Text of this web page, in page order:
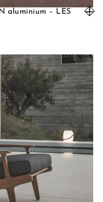
aluminium – LES